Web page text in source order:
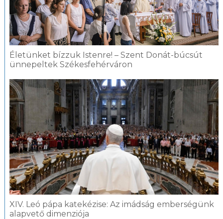
Életünket bízzuk Istenre! – Szent Donát-búcsút
ünnepeltek Székesfehérváron
XIV. Leó pápa katekézise: Az imádság emberségünk
alapvető dimenziója